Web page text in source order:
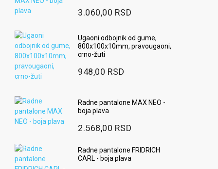
3.060,00 RSD
Ugaoni odbojnik od gume,
800x100x10mm, pravougaoni,
crno-žuti
948,00 RSD
Radne pantalone MAX NEO -
boja plava
2.568,00 RSD
Radne pantalone FRIDRICH
CARL - boja plava